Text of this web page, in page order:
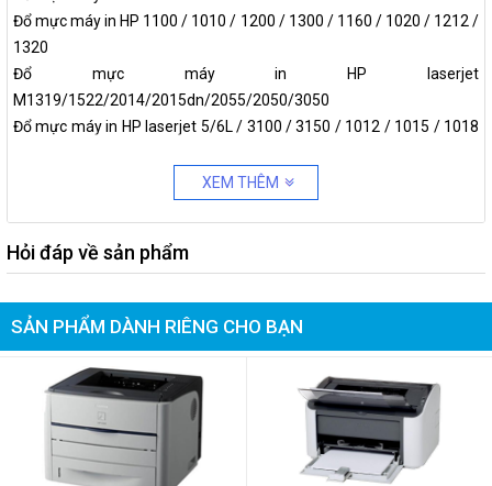
Đổ mực máy in HP 1100 / 1010 / 1200 / 1300 / 1160 / 1020 / 1212 /
1320
Đổ mực máy in HP laserjet
M1319/1522/2014/2015dn/2055/2050/3050
Đổ mực máy in HP laserjet 5/6L / 3100 / 3150 / 1012 / 1015 / 1018
Đổ mực các dòng máy in đa năng
Đổ mực máy in HP laserjet P1005 / P1006
1552ns
Đổ mực máy in HP laserjet 4000 / 4050
Đổ mực máy in HP laserjet 4100/N/TN
Đổ mực máy in HP laserjet 2400 series
Đổ mực máy in HP laserjet P3005 / 3035/D/N/DN
Đổ mực máy in HP laserjet 5000 / 5100 / 5200
Đổ mực máy in Canon 1210
Đổ mực máy in Canon 3050
XEM THÊM
Hỏi đáp về sản phẩm
SẢN PHẨM DÀNH RIÊNG CHO BẠN